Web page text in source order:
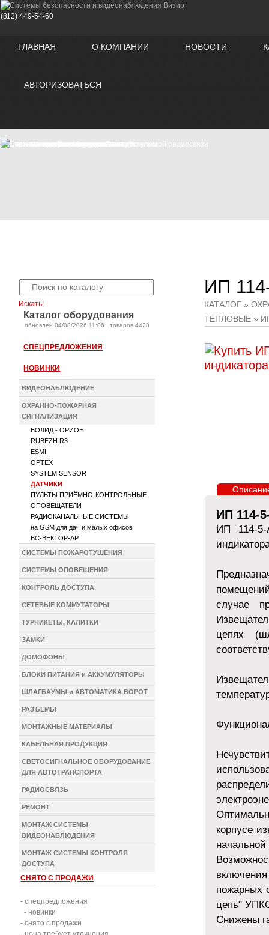
(812) 449-54-60
ГЛАВНАЯ О КОМПАНИИ НОВОСТИ
АВТОРИЗОВАТЬСЯ
Искать!
Каталог оборудования
oбновлен 04/08/2026 11:06 , товаров 4428
СПЕЦПРЕДЛОЖЕНИЯ
НОВИНКИ
ВИДЕОНАБЛЮДЕНИЕ
ОХРАННО-ПОЖАРНАЯ
СИГНАЛИЗАЦИЯ
БОЛИД - ОРИОН
RUBEZH R3
ESMI
OPTEX
SYSTEM SENSOR
ДАТЧИКИ
ПУЛЬТЫ ПРИЁМНО-КОНТРОЛЬНЫЕ
ОПОВЕЩАТЕЛИ
РАДИОКАНАЛЬНЫЕ СИСТЕМЫ
на GSM для дач и малых офисов
ВС-ВЕКТОР-АР
СИСТЕМЫ ПОЖАРОТУШЕНИЯ
СИСТЕМЫ ОПОВЕЩЕНИЯ
КОНТРОЛЬ ДОСТУПА
СЕТЕВЫЕ КОММУТАТОРЫ
ТУРНИКЕТЫ, КАЛИТКИ
ЗАМКИ
ДОМОФОНЫ
БЛОКИ ПИТАНИЯ и АККУМУЛЯТОРЫ
ШЛАГБАУМЫ и АВТОМАТИКА ВОРОТ
РАЗЪЕМЫ
МОНТАЖНЫЕ МАТЕРИАЛЫ
КАБЕЛЬНАЯ ПРОДУКЦИЯ
СВЕТОСИГНАЛЬНОЕ ОБОРУДОВАНИЕ
ДЛЯ АВТОТРАНСПОРТА
РАДИОСВЯЗЬ
РЕМОНТ
МОНТАЖ СИСТЕМЫ
ВИДЕОНАБЛЮДЕНИЯ
МОНТАЖ СИСТЕМЫ КОНТРОЛЯ
ДОСТУПА
СНЯТО С ПРОДАЖИ
- спецпредложения
- новинки
- снято с продажи
ИП
КАТАЛОГ »
ТЕПЛОВЫЕ »
ИП 114-
ИП 114-5-
случае
цепях
корпусе
пожарных
цепь"
Снижены